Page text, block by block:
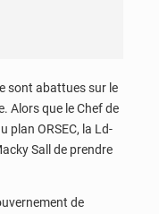
sont abattues sur le
Alors que le Chef de
plan ORSEC, la Ld-
Sall de prendre
de